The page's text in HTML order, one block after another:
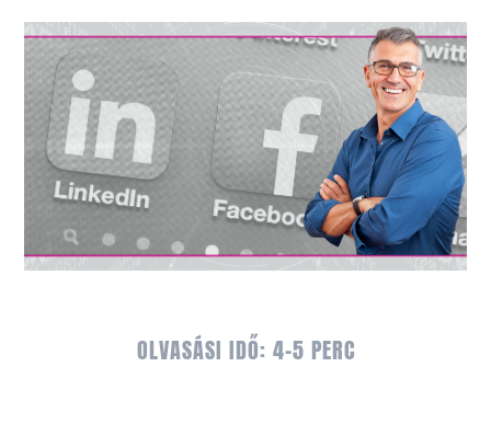
OLVASÁSI IDŐ: 4-5 PERC